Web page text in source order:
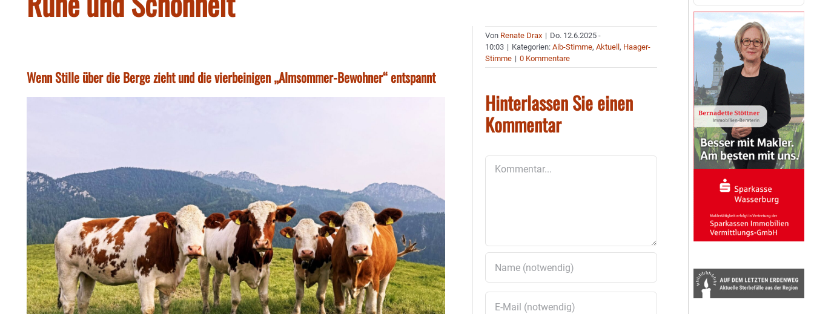
Wenn Stille über die Berge zieht und die vierbeinigen „Almsommer-Bewohner“ entspannt
Von Renate Drax | Do. 12.6.2025 -
10:03 | Kategorien:Aib-Stimme,Aktuell, Haager-
Stimme | 0 Kommentare
Hinterlassen Sie einen
Kommentar